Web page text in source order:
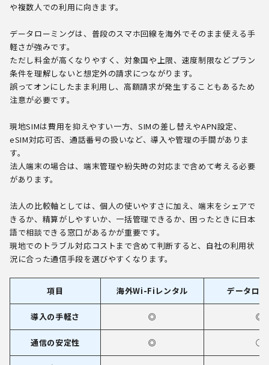
や複数人での利用に向きます。
データローミングは、普段のスマホ回線を海外でそのまま使える手
軽さが強みです。
ただし料金が高くなりやすく、対象国や上限、速度制限などプラン
条件を理解しないと想定外の請求につながります。
誤ってオンにしたまま利用し、高額請求が発生することもあるため
注意が必要です。
現地SIMは費用を抑えやすい一方、SIMの差し替えやAPN設定、
eSIM対応可否、通話番号の扱いなど、導入や管理の手間がありま
す。
法人端末の場合は、端末管理や紛失時の対応まで含めて考える必要
があります。
法人の比較軸としては、個人の使いやすさに加え、端末をシェアで
きるか、精算がしやすいか、一括管理できるか、困ったときに日本
語で相談できる窓口があるかが重要です。
現地でのトラブル対応コストまで含めて判断すると、自社の利用状
況に合った通信手段を選びやすくなります。
項目 海外Wi-Fiレンタル データロ
導入の手軽さ ◎ ◎
通信の安定性 ◎ ○